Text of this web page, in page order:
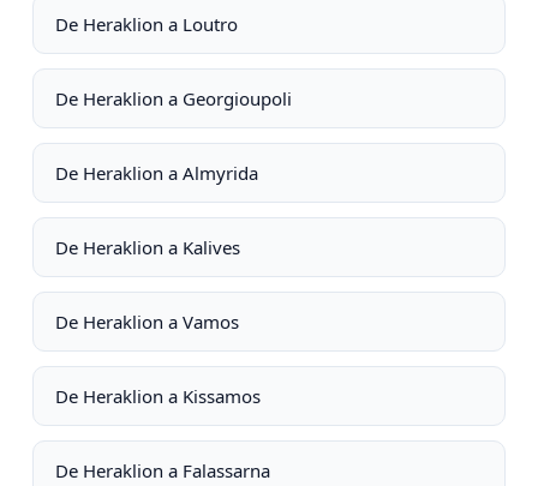
De Heraklion a Loutro
De Heraklion a Georgioupoli
De Heraklion a Almyrida
De Heraklion a Kalives
De Heraklion a Vamos
De Heraklion a Kissamos
De Heraklion a Falassarna